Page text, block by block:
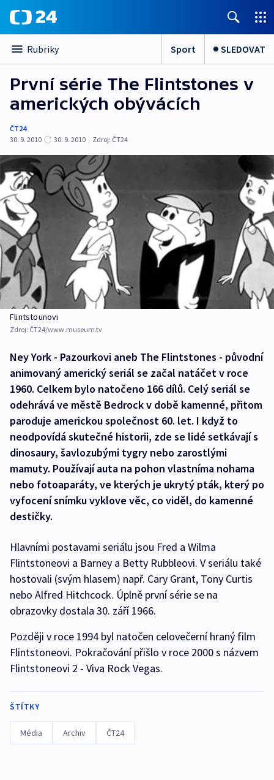
Rubriky Sport SLEDOVAT
První série The Flintstones v
amerických obývácích
ČT24
30. 9. 2010
30. 9. 2010 | Zdroj: ČT24
Flintstounovi
Zdroj: ČT24/www.museum.tv
Ney York - Pazourkovi aneb The Flintstones - původní
animovaný americký seriál se začal natáčet v roce
1960. Celkem bylo natočeno 166 dílů. Celý seriál se
odehrává ve městě Bedrock v době kamenné, přitom
paroduje americkou společnost 60. let. I když to
neodpovídá skutečné historii, zde se lidé setkávají s
dinosaury, šavlozubými tygry nebo zarostlými
mamuty. Používají auta na pohon vlastníma nohama
nebo fotoaparáty, ve kterých je ukrytý pták, který po
vyfocení snímku vyklove věc, co viděl, do kamenné
destičky.
Hlavními postavami seriálu jsou Fred a Wilma
Flintstoneovi a Barney a Betty Rubbleovi. V seriálu také
hostovali (svým hlasem) např. Cary Grant, Tony Curtis
nebo Alfred Hitchcock. Úplně první série se na
obrazovky dostala 30. září 1966.
Později v roce 1994 byl natočen celovečerní hraný film
Flintstoneovi. Pokračování přišlo v roce 2000 s názvem
Flintstoneovi 2 - Viva Rock Vegas.
ŠTÍTKY
Média Archiv ČT24